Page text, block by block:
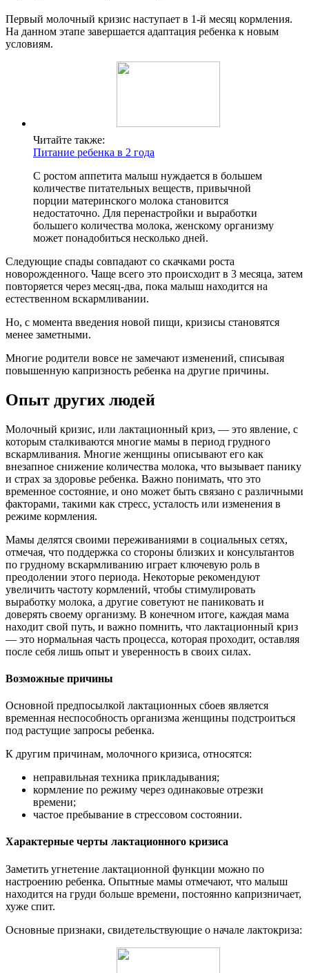
Первый молочный кризис наступает в 1-й месяц кормления.
На данном этапе завершается адаптация ребенка к новым
условиям.
Читайте также:
Питание ребенка в 2 года
С ростом аппетита малыш нуждается в большем
количестве питательных веществ, привычной
порции материнского молока становится
недостаточно. Для перенастройки и выработки
большего количества молока, женскому организму
может понадобиться несколько дней.
Следующие спады совпадают со скачками роста
новорожденного. Чаще всего это происходит в 3 месяца, затем
повторяется через месяц-два, пока малыш находится на
естественном вскармливании.
Но, с момента введения новой пищи, кризисы становятся
менее заметными.
Многие родители вовсе не замечают изменений, списывая
повышенную капризность ребенка на другие причины.
Опыт других людей
Молочный кризис, или лактационный криз, — это явление, с
которым сталкиваются многие мамы в период грудного
вскармливания. Многие женщины описывают его как
внезапное снижение количества молока, что вызывает панику
и страх за здоровье ребенка. Важно понимать, что это
временное состояние, и оно может быть связано с различными
факторами, такими как стресс, усталость или изменения в
режиме кормления.
Мамы делятся своими переживаниями в социальных сетях,
отмечая, что поддержка со стороны близких и консультантов
по грудному вскармливанию играет ключевую роль в
преодолении этого периода. Некоторые рекомендуют
увеличить частоту кормлений, чтобы стимулировать
выработку молока, а другие советуют не паниковать и
доверять своему организму. В конечном итоге, каждая мама
находит свой путь, и важно помнить, что лактационный криз
— это нормальная часть процесса, которая проходит, оставляя
после себя лишь опыт и уверенность в своих силах.
Возможные причины
Основной предпосылкой лактационных сбоев является
временная неспособность организма женщины подстроиться
под растущие запросы ребенка.
К другим причинам, молочного кризиса, относятся:
неправильная техника прикладывания;
кормление по режиму через одинаковые отрезки
времени;
частое пребывание в стрессовом состоянии.
Характерные черты лактационного кризиса
Заметить угнетение лактационной функции можно по
настроению ребенка. Опытные мамы отмечают, что малыш
находится на груди больше времени, постоянно капризничает,
хуже спит.
Основные признаки, свидетельствующие о начале лактокриза: